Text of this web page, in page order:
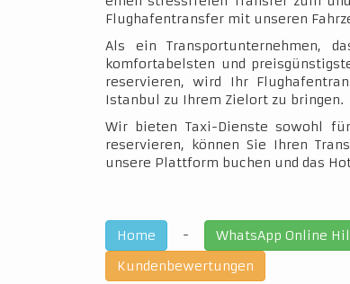
Flughafentransfer mit unseren
Als ein Transportunternehmen,
komfortabelsten und
reservieren, wird Ihr
Istanbul zu Ihrem Zielort zu bringen.
Wir bieten Taxi-Dienste sowohl
reservieren, können Sie Ihren
unsere Plattform buchen und das
Home - WhatsApp Online
Kundenbewertungen